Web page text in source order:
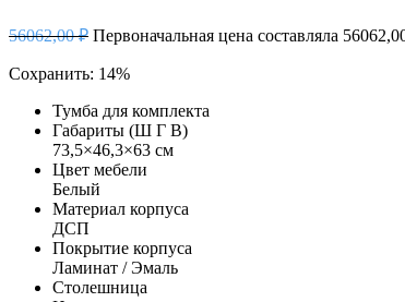
56062,00₽ Первоначальная цена составляла
Сохранить: 14%
Тумба для комплекта
Габариты (Ш Г В)
73,5×46,3×63 см
Цвет мебели
Белый
Материал корпуса
ДСП
Покрытие корпуса
Ламинат / Эмаль
Столешница